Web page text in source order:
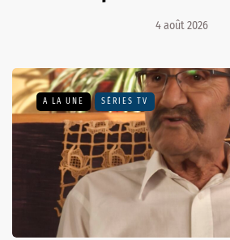
4 août 2026
A LA UNE SÉRIES TV